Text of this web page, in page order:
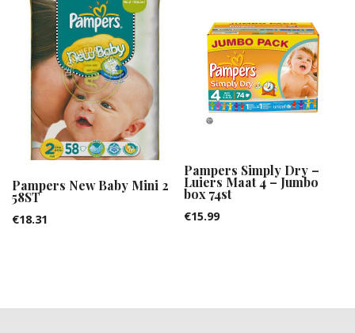
Pampers New Baby Mini 2
58ST
€18.31
Pampers Simply Dry –
Luiers Maat 4 – Jumbo
box 74st
€15.99